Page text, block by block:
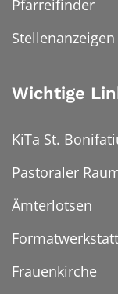
Pfarreifinder
Stellenanzeigen
Wichtige
KiTa St.
Pastoraler
Ämterlotsen
Formatwerkstatt
Frauenkirche